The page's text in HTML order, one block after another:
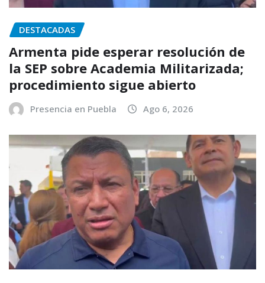
DESTACADAS
Armenta pide esperar resolución de
la SEP sobre Academia Militarizada;
procedimiento sigue abierto
Presencia en Puebla Ago 6, 2026